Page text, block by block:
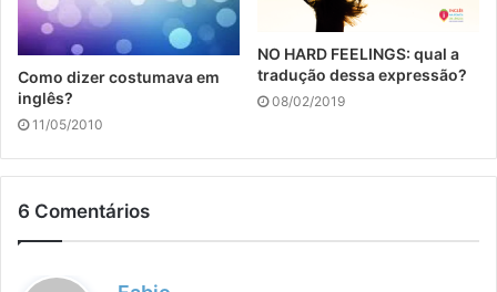
Como dizer costumava em
inglês?
11/05/2010
NO HARD FEELINGS: qual a
tradução dessa expressão?
08/02/2019
6 Comentários